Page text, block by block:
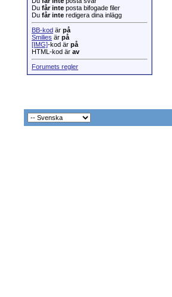
Du får inte posta bifogade filer
Du får inte redigera dina inlägg
BB-kod är på
Smilies är på
[IMG]-kod är på
HTML-kod är av
Forumets regler